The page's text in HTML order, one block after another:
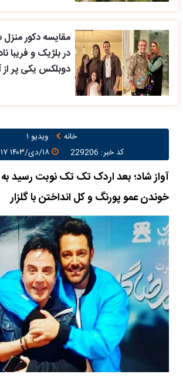
مقایسه دکور
در بلژیک و فریبا
دوبلکس یکی پر از
خانه
ویدیو ۱
کد خبر: 229206
۱۸/دی/۱۴۰۳ ۱۴:۳۹:۱۷
آواز شاد؛ بعد اردک تک تک نوبت رسید به
خوندن عمو پورنگ و کل انداختن با گلزار